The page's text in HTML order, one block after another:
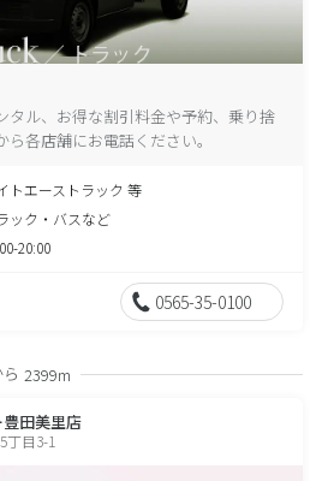
タル、お得な割引料金や予約、乗り捨
各店舗にお電話ください。
トエーストラック 等
ック・バスなど
20:00
0565-35-0100
2399m
田美里店
丁目3-1